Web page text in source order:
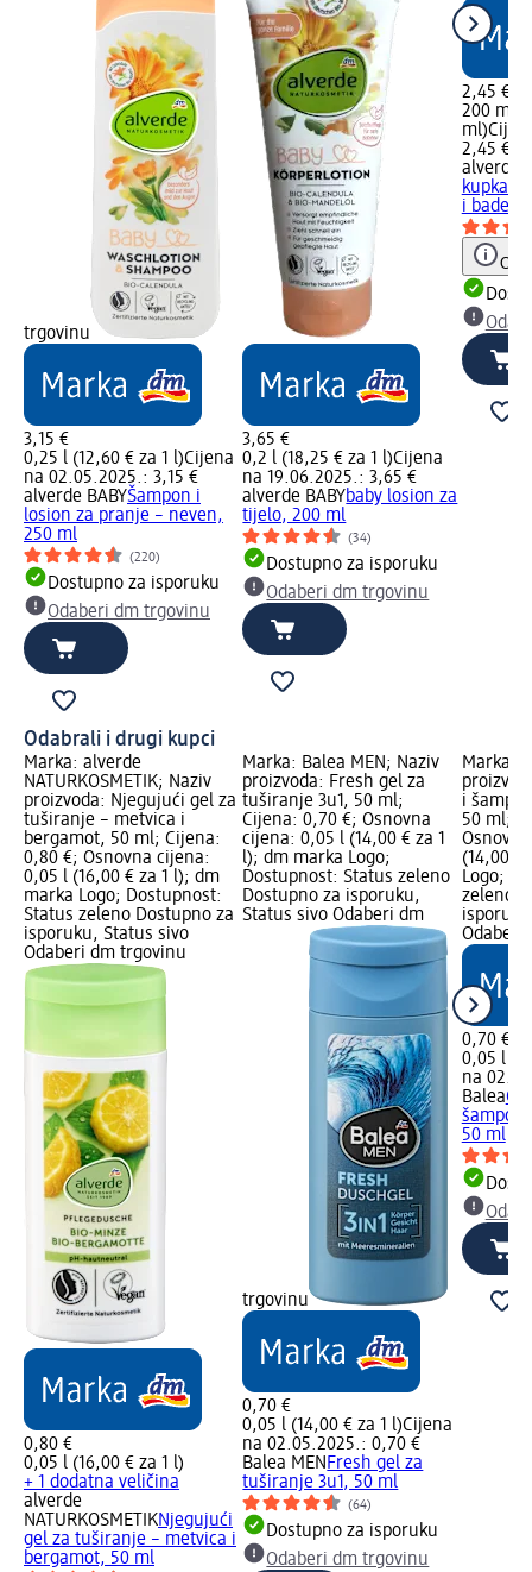
trgovinu
3,15 €
0,25 l (12,60 € za 1 l)Cijena
na 02.05.2025.: 3,15 €
alverde BABYŠampon i
losion za pranje – neven,
250 ml
(220)
Dostupno za isporuku
Odaberi dm trgovinu
3,65 €
0,2 l (18,25 € za 1 l)Cijena
na 19.06.2025.: 3,65 €
alverde BABYbaby losion za
tijelo, 200 ml
(34)
Dostupno za isporuku
Odaberi dm trgovinu
2,45 €
200 ml
ml)
2,45 €
alverde
kupka
i
Odabrali i drugi kupci
Marka: alverde
NATURKOSMETIK; Naziv
proizvoda: Njegujući gel za
tuširanje – metvica i
bergamot, 50 ml; Cijena:
0,80 €; Osnovna cijena:
0,05 l (16,00 € za 1 l); dm
marka Logo; Dostupnost:
Status zeleno Dostupno za
isporuku, Status sivo
Odaberi dm trgovinu
0,80 €
0,05 l (16,00 € za 1 l)
+ 1 dodatna veličina
alverde
NATURKOSMETIKNjegujući
gel za tuširanje – metvica i
bergamot, 50 ml
Marka: Balea MEN; Naziv
proizvoda: Fresh gel za
tuširanje 3u1, 50 ml;
Cijena: 0,70 €; Osnovna
cijena: 0,05 l (14,00 € za 1
l); dm marka Logo;
Dostupnost: Status zeleno
Dostupno za isporuku,
Status sivo Odaberi dm
trgovinu
0,70 €
0,05 l (14,00 € za 1 l)Cijena
na 02.05.2025.: 0,70 €
Balea MENFresh gel za
tuširanje 3u1, 50 ml
(64)
Dostupno za isporuku
Odaberi dm trgovinu
Marka:
i
50 ml;
(14,00 €
Logo;
zeleno
Odaberi
0,70 €
0,05 l
na
Balea
šampon
50 ml